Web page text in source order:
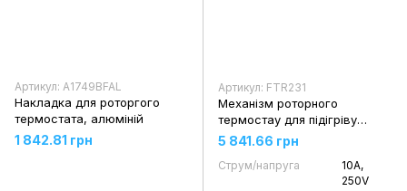
Артикул: A1749BFAL
Накладка для роторгого
термостата, алюміній
1 842.81 грн
Артикул: FTR231
Механізм роторного
термостау для підігріву
теплої підлоги
5 841.66 грн
Струм/напруга
10А,
250V